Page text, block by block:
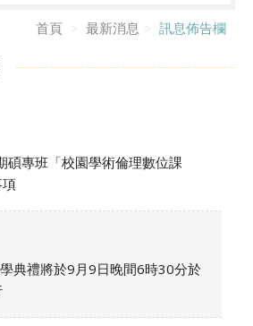
首頁 最新消息 訊息佈告欄
碩專班「校園學術倫理數位課
典禮將於9月9日晚間6時30分於